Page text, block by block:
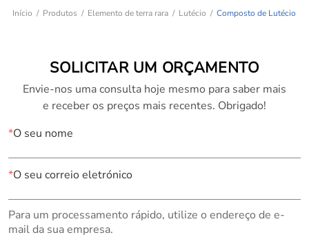
Início Produtos Elemento de terra rara Lutécio Composto de Lutécio
SOLICITAR UM ORÇAMENTO
Envie-nos uma consulta hoje mesmo para saber mais
e receber os preços mais recentes. Obrigado!
*O seu nome
*O seu correio eletrónico
Para um processamento rápido, utilize o endereço de e-
mail da sua empresa.